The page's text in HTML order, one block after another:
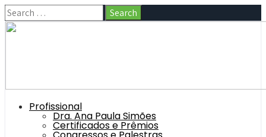
Profissional
Dra. Ana Paula Simões
Certificados e Prêmios